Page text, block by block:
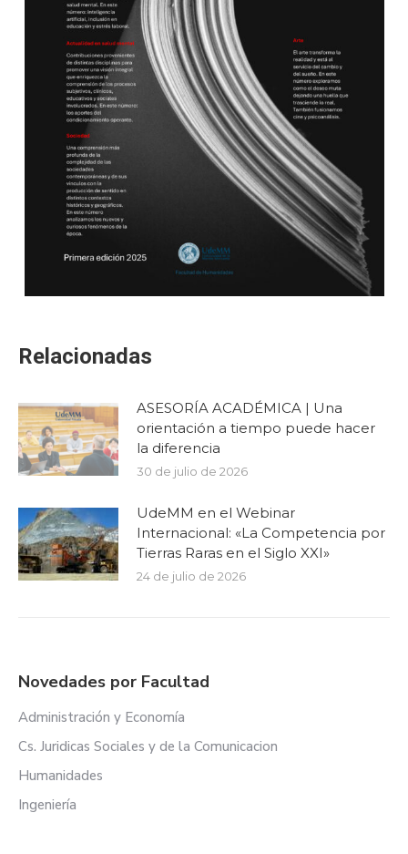
Relacionadas
ASESORÍA ACADÉMICA | Una
orientación a tiempo puede hacer
la diferencia
30 de julio de 2026
UdeMM en el Webinar
Internacional: «La Competencia por
Tierras Raras en el Siglo XXI»
24 de julio de 2026
Novedades por Facultad
Administración y Economía
Cs. Juridicas Sociales y de la Comunicacion
Humanidades
Ingeniería